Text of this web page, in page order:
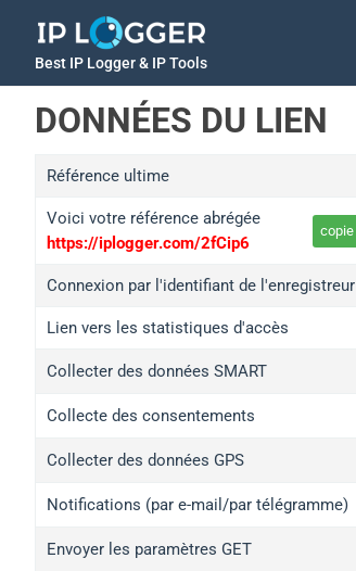
Best IP Logger & IP Tools
DONNÉES DU LIEN
Référence ultime
Voici votre référence abrégée
https://iplogger.com/2fCip6
copie
Connexion par l'identifiant de l'enregistreur
Lien vers les statistiques d'accès
Collecter des données SMART
Collecte des consentements
Collecter des données GPS
Notifications (par e-mail/par télégramme)
Envoyer les paramètres GET